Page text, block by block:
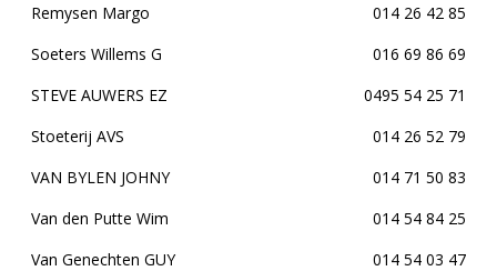
Remysen Margo
014 26 42 85
Soeters Willems G
016 69 86 69
STEVE AUWERS EZ
0495 54 25 71
Stoeterij AVS
014 26 52 79
VAN BYLEN JOHNY
014 71 50 83
Van den Putte Wim
014 54 84 25
Van Genechten GUY
014 54 03 47